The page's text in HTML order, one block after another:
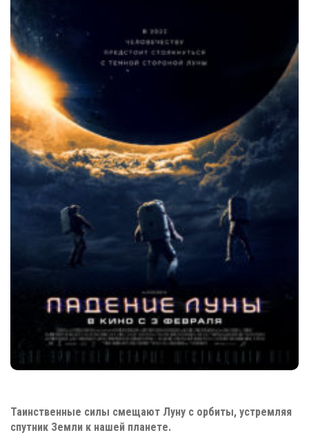
Таинственные силы смещают Луну с орбиты, устремляя
спутник Земли к нашей планете.